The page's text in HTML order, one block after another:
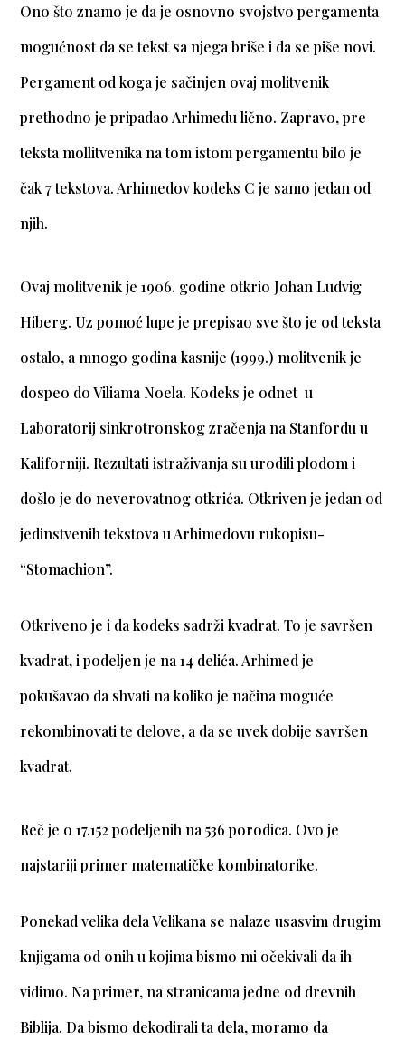
Ono što znamo je da je osnovno svojstvo pergamenta
mogućnost da se tekst sa njega briše i da se piše novi.
Pergament od koga je sačinjen ovaj molitvenik
prethodno je pripadao Arhimedu lično. Zapravo, pre
teksta mollitvenika na tom istom pergamentu bilo je
čak 7 tekstova. Arhimedov kodeks C je samo jedan od
njih.
Ovaj molitvenik je 1906. godine otkrio Johan Ludvig
Hiberg. Uz pomoć lupe je prepisao sve što je od teksta
ostalo, a mnogo godina kasnije (1999.) molitvenik je
dospeo do Viliama Noela. Kodeks je odnet u
Laboratorij sinkrotronskog zračenja na Stanfordu u
Kaliforniji. Rezultati istraživanja su urodili plodom i
došlo je do neverovatnog otkrića. Otkriven je jedan od
jedinstvenih tekstova u Arhimedovu rukopisu-
“Stomachion”.
Otkriveno je i da kodeks sadrži kvadrat. To je savršen
kvadrat, i podeljen je na 14 delića. Arhimed je
pokušavao da shvati na koliko je načina moguće
rekombinovati te delove, a da se uvek dobije savršen
kvadrat.
Reč je o 17.152 podeljenih na 536 porodica. Ovo je
najstariji primer matematičke kombinatorike.
Ponekad velika dela Velikana se nalaze usasvim drugim
knjigama od onih u kojima bismo mi očekivali da ih
vidimo. Na primer, na stranicama jedne od drevnih
Biblija. Da bismo dekodirali ta dela, moramo da